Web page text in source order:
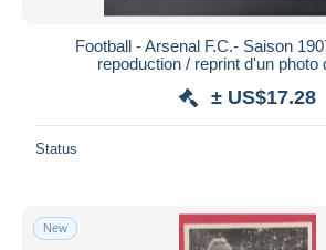
Football - Arsenal F.C.- Saison
repoduction / reprint d'un photo
± US$17.28
Status
New